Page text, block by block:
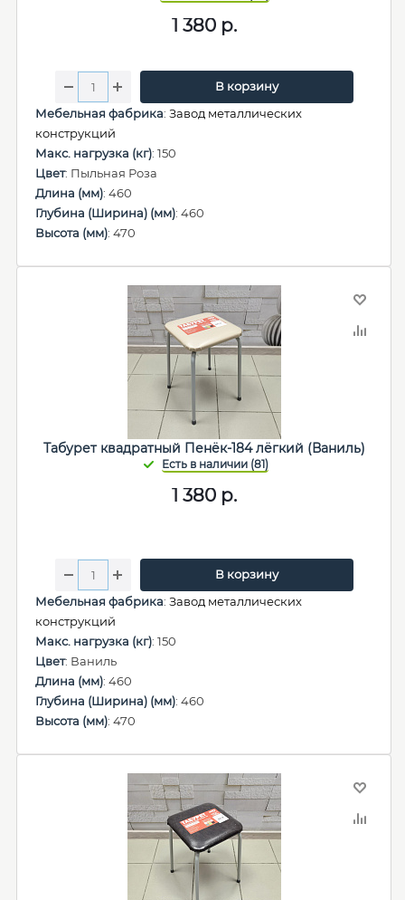
1 380 р.
В корзину
Мебельная фабрика: Завод металлических
конструкций
Макс. нагрузка (кг): 150
Цвет: Пыльная Роза
Длина (мм): 460
Глубина (Ширина) (мм): 460
Высота (мм): 470
Табурет квадратный Пенёк-184 лёгкий (Ваниль)
1 380 р.
В корзину
Мебельная фабрика: Завод металлических
конструкций
Макс. нагрузка (кг): 150
Цвет: Ваниль
Длина (мм): 460
Глубина (Ширина) (мм): 460
Высота (мм): 470